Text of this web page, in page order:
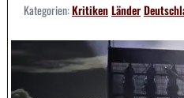
Kategorien:KritikenLänder